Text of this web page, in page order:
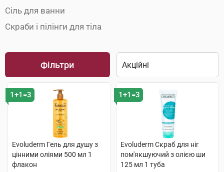
Сіль для ванни
Скраби і пілінги для тіла
Фільтри
1+1=3
Evoluderm Гель для душу з
цінними оліями 500 мл 1
флакон
1+1=3
Evoluderm Скраб для ніг
пом'якшуючий з олією ши
125 мл 1 туба